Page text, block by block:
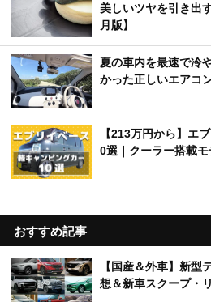
美しいツヤを引き出
月版】
夏の車内を最速で冷
かった正しいエアコ
【213万円から】エ
0選｜クーラー搭載
おすすめ記事
【国産＆外車】新型
想＆新車スクープ・